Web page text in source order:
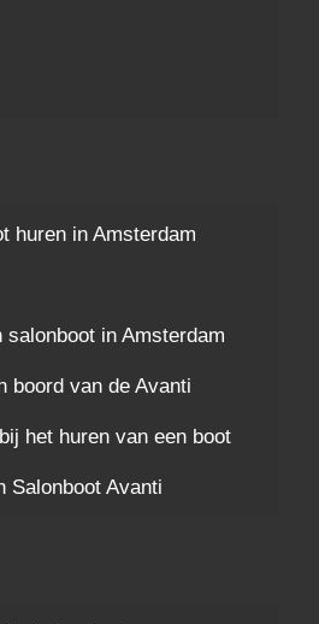
huren in Amsterdam
salonboot in Amsterdam
boord van de Avanti
het huren van een boot
Salonboot Avanti